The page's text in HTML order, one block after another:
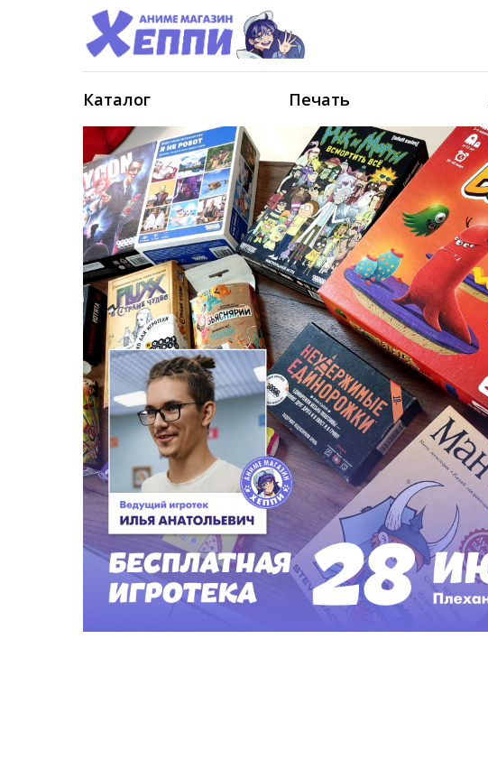
Каталог Печать